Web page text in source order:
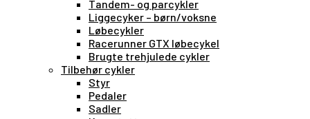
Tandem- og parcykler
Liggecyker – børn/voksne
Løbecykler
Racerunner GTX løbecykel
Brugte trehjulede cykler
Tilbehør cykler
Styr
Pedaler
Sadler